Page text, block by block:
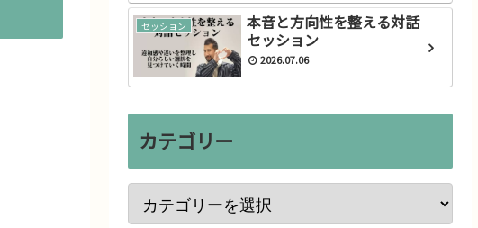
セッション
本音と方向性を整える対話
セッション
2026.07.06
カテゴリー